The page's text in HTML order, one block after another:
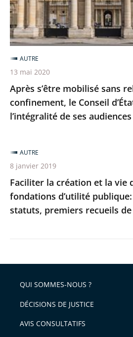
le
confinement,
le
Conseil
d’État
reprend
l’intégralité
de
ses
Après s’être mobilisé sans
confinement, le Conseil
l’intégralité de ses audiences
AUTRE
13 mai 2020
Faciliter la création et la vie
fondations d’utilité
statuts, premiers recueils
AUTRE
8 janvier 2019
QUI SOMMES-NOUS ?
DÉCISIONS DE JUSTICE
AVIS CONSULTATIFS